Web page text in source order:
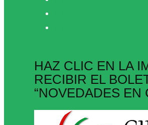
HAZ CLIC EN LA
RECIBIR EL
“NOVEDADES EN